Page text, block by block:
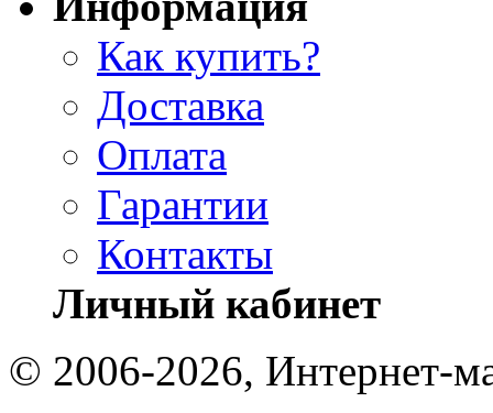
Как купить?
Доставка
Оплата
Гарантии
Контакты
Личный кабинет
© 2006-2026, Интернет-